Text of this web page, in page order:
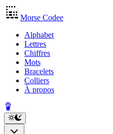
Morse Codee
Alphabet
Lettres
Chiffres
Mots
Bracelets
Colliers
À propos